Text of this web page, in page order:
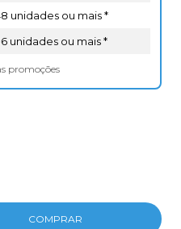
unidades ou mais *
unidades ou mais *
promoções